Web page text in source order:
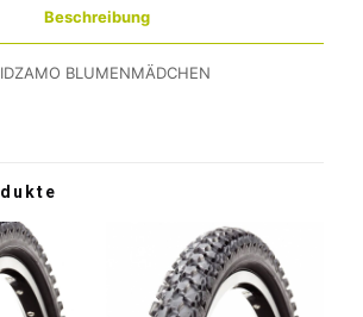
Beschreibung
BLUMENMÄDCHEN